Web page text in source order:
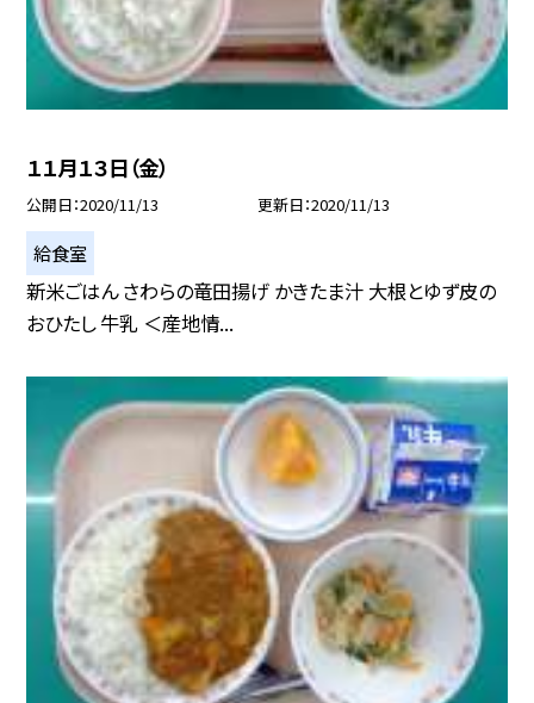
１１月１３日（金）
公開日 2020/11/13 更新日 2020/11/13
給食室
新米ごはん さわらの竜田揚げ かきたま汁 大根とゆず皮の
おひたし 牛乳 ＜産地情...